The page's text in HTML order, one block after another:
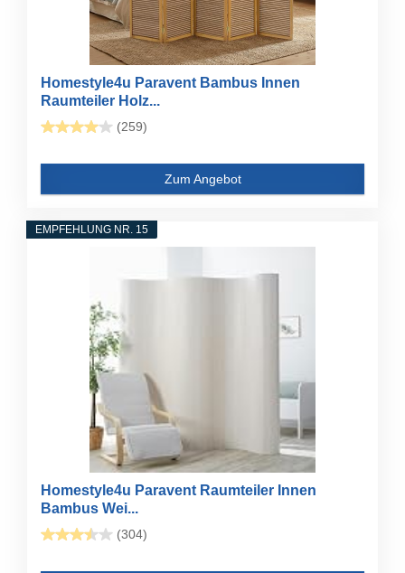
Homestyle4u Paravent Bambus Innen
Raumteiler Holz...
(259)
Zum Angebot
EMPFEHLUNG NR. 15
Homestyle4u Paravent Raumteiler Innen
Bambus Wei...
(304)